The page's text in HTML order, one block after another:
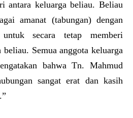
antara keluarga beliau. Beliau
amanat (tabungan) dengan
untuk secara tetap memberi
beliau. Semua anggota keluarga
bahwa Tn. Mahmud
sangat erat dan kasih